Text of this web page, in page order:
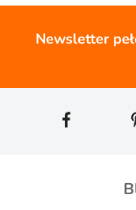
Newsletter